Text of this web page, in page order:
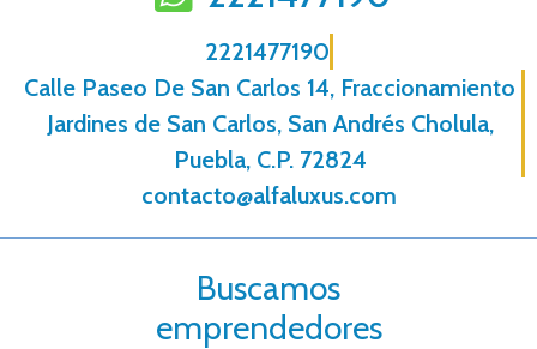
2221477190
Calle Paseo De San Carlos 14, Fraccionamiento
Jardines de San Carlos, San Andrés Cholula,
Puebla, C.P. 72824
contacto@alfaluxus.com
Buscamos
emprendedores